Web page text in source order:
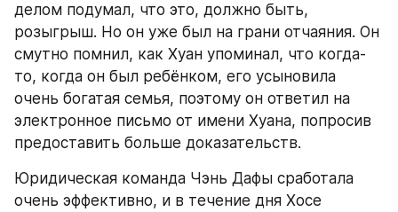
делом подумал, что это, должно быть,
розыгрыш. Но он уже был на грани отчаяния. Он
смутно помнил, как Хуан упоминал, что когда-
то, когда он был ребёнком, его усыновила
очень богатая семья, поэтому он ответил на
электронное письмо от имени Хуана, попросив
предоставить больше доказательств.
Юридическая команда Чэнь Дафы сработала
очень эффективно, и в течение дня Хосе